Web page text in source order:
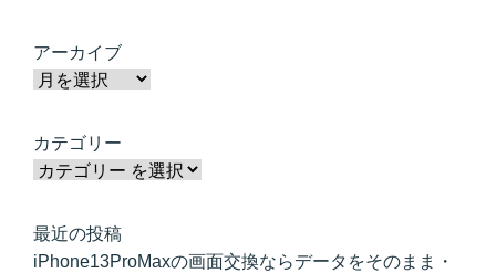
アーカイブ
カテゴリー
最近の投稿
iPhone13ProMaxの画面交換ならデータをそのまま・